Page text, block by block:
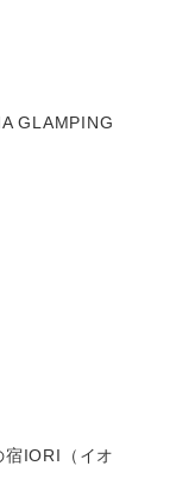
GLAMPING
宿IORI（イオ